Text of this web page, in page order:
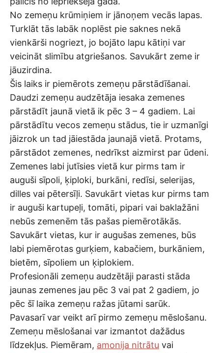
No zemeņu krūmiņiem ir jānoņem vecās lapas.
Turklāt tās labāk noplēst pie saknes nekā
vienkārši nogriezt, jo bojāto lapu kātiņi var
veicināt slimību atgriešanos. Savukārt zeme ir
jāuzirdina.
Šis laiks ir piemērots zemeņu pārstādīšanai.
Daudzi zemeņu audzētāja iesaka zemenes
pārstādīt jaunā vietā ik pēc 3 – 4 gadiem. Lai
pārstādītu vecos zemeņu stādus, tie ir uzmanīgi
jāizrok un tad jāiestāda jaunajā vietā. Protams,
pārstādot zemenes, nedrīkst aizmirst par ūdeni.
Zemenes labi jutīsies vietā kur pirms tam ir
auguši sīpoli, ķiploki, burkāni, redīsi, selerijas,
dilles vai pētersīļi. Savukārt vietas kur pirms tam
ir auguši kartupeļi, tomāti, pipari vai baklažāni
nebūs zemenēm tās pašas piemērotākās.
Savukārt vietas, kur ir augušas zemenes, būs
labi piemērotas gurķiem, kabačiem, burkāniem,
bietēm, sīpoliem un ķiplokiem.
Profesionāli zemeņu audzētāji parasti stāda
jaunas zemenes jau pēc 3 vai pat 2 gadiem, jo
pēc šī laika zemeņu ražas jūtami sarūk.
Pavasarī var veikt arī pirmo zemeņu mēslošanu.
Zemeņu mēslošanai var izmantot dažādus
līdzekļus. Piemēram, amonija nitrātu vai